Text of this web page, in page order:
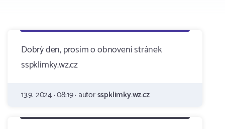
Dobrý den, prosím o obnovení stránek
sspklimky.wz.cz
13.9. 2024 · 08:19 · autorsspklimky.wz.cz